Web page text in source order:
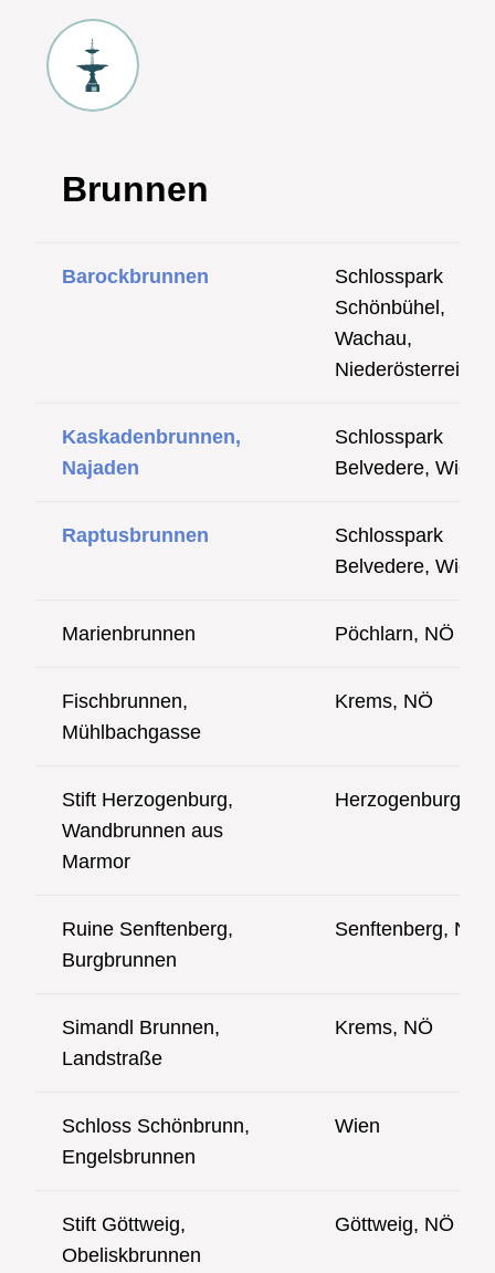
Brunnen
Barockbrunnen
Schlosspark
Schönbühel,
Wachau,
Niederösterreich
Kaskadenbrunnen,
Najaden
Schlosspark
Belvedere, Wien
Raptusbrunnen
Schlosspark
Belvedere, Wien
Marienbrunnen Pöchlarn, NÖ
Fischbrunnen,
Mühlbachgasse
Krems, NÖ
Stift Herzogenburg,
Wandbrunnen aus
Marmor
Herzogenburg,
Ruine Senftenberg,
Burgbrunnen
Senftenberg, NÖ
Simandl Brunnen,
Landstraße
Krems, NÖ
Schloss Schönbrunn,
Engelsbrunnen
Wien
Stift Göttweig,
Obeliskbrunnen
Göttweig, NÖ